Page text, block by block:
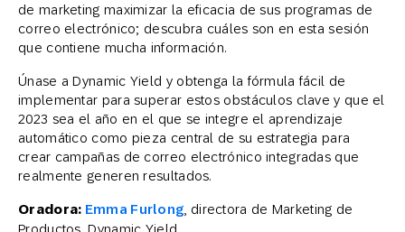
de marketing maximizar la eficacia de sus programas de
correo electrónico; descubra cuáles son en esta sesión
que contiene mucha información.
Únase a Dynamic Yield y obtenga la fórmula fácil de
implementar para superar estos obstáculos clave y que el
2023 sea el año en el que se integre el aprendizaje
automático como pieza central de su estrategia para
crear campañas de correo electrónico integradas que
realmente generen resultados.
Oradora: Emma Furlong , directora de Marketing de
Productos, Dynamic Yield